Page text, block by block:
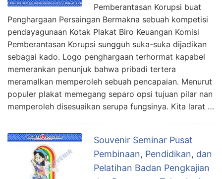
Pemberantasan Korupsi buat
Penghargaan Persaingan Bermakna sebuah kompetisi
pendayagunaan Kotak Plakat Biro Keuangan Komisi
Pemberantasan Korupsi sungguh suka-suka dijadikan
sebagai kado. Logo penghargaan terhormat kapabel
memerankan penunjuk bahwa pribadi tertera
meramalkan memperoleh sebuah pencapaian. Menurut
populer plakat memegang separo opsi tujuan pilar nan
memperoleh disesuaikan serupa fungsinya. Kita larat …
Souvenir Seminar Pusat
Pembinaan, Pendidikan, dan
Pelatihan Badan Pengkajian